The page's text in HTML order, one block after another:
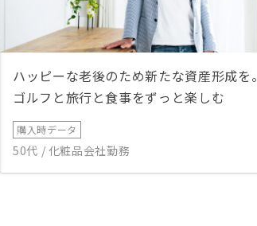
ハッピーな老後のため新たな資産形成を。
ゴルフと旅行と食事をずっと楽しむ
購入時データ
50代 / 化粧品会社勤務